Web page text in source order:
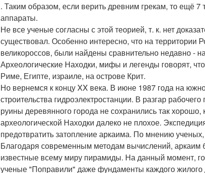
. Таким образом, если верить древним грекам, то ещё
аппараты.
Не все ученые согласны с этой теорией, т. к. нет
существовал. Особенно интересно, что на
великороссов, были найдены сравнительно недавно -
Археологические Находки, мифы и легенды говорят,
Риме, Египте, израиле, на острове Крит.
Но вернемся к концу XX века. В июне 1987 года на
строительства гидроэлектростанции. В разгар
руины деревянного города не сохранились так
археологической Находки далеко не плохое.
предотвратить затопление аркаима. По мнению
Благодаря современным методам вычислений, аркаим
известные всему миру пирамиды. На данный момент,
ученые "Поправили" даже фундаменты каждого